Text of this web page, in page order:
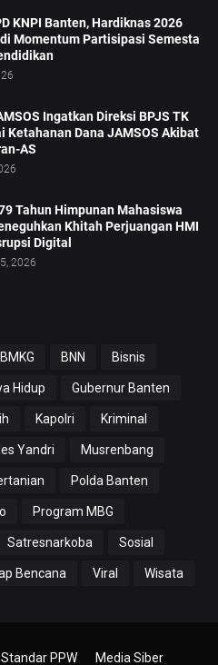
KNPI Banten, Hardiknas 2026
Momentum Partisipasi Semesta
Ingatkan Direksi BPJS TK
Ketahanan Dana JAMSOS Akibat
AS
Tahun Himpunan Mahasiswa
Khitah Perjuangan HMI
Digital
2026
BMKG BNN Bisnis
Hidup Gubernur Banten
Kapolri Kriminal
Yandri Musrenbang
Polda Banten
Program MBG
Satresnarkoba Sosial
Bencana Viral Wisata
Standar PPW Media Siber